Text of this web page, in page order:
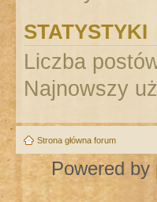
STATYSTYKI
Liczba
Najnowszy
Strona główna forum
Powered by